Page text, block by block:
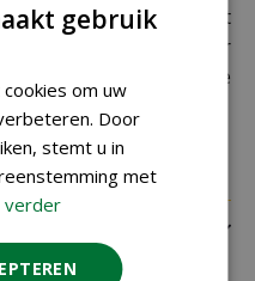
zijn wij genoodzaakt
brengen. Controleer
voordat je je
gebruik
om uw
Door
stemt u in
met
verder